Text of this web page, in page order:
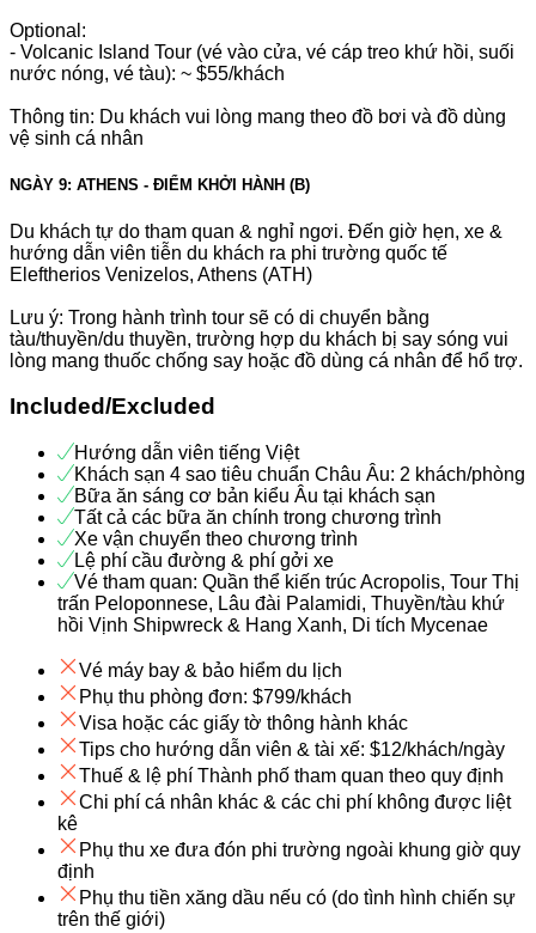
Optional:
- Volcanic Island Tour (vé vào cửa, vé cáp treo khứ hồi, suối
nước nóng, vé tàu): ~ $55/khách
Thông tin: Du khách vui lòng mang theo đồ bơi và đồ dùng
vệ sinh cá nhân
NGÀY 9: ATHENS - ĐIỂM KHỞI HÀNH (B)
Du khách tự do tham quan & nghỉ ngơi. Đến giờ hẹn, xe &
hướng dẫn viên tiễn du khách ra phi trường quốc tế
Eleftherios Venizelos, Athens (ATH)
Lưu ý: Trong hành trình tour sẽ có di chuyển bằng
tàu/thuyền/du thuyền, trường hợp du khách bị say sóng vui
lòng mang thuốc chống say hoặc đồ dùng cá nhân để hổ trợ.
Included/Excluded
Hướng dẫn viên tiếng Việt
Khách sạn 4 sao tiêu chuẩn Châu Âu: 2 khách/phòng
Bữa ăn sáng cơ bản kiểu Âu tại khách sạn
Tất cả các bữa ăn chính trong chương trình
Xe vận chuyển theo chương trình
Lệ phí cầu đường & phí gởi xe
Vé tham quan: Quần thể kiến trúc Acropolis, Tour Thị
trấn Peloponnese, Lâu đài Palamidi, Thuyền/tàu khứ
hồi Vịnh Shipwreck & Hang Xanh, Di tích Mycenae
Vé máy bay & bảo hiểm du lịch
Phụ thu phòng đơn: $799/khách
Visa hoặc các giấy tờ thông hành khác
Tips cho hướng dẫn viên & tài xế: $12/khách/ngày
Thuế & lệ phí Thành phố tham quan theo quy định
Chi phí cá nhân khác & các chi phí không được liệt
kê
Phụ thu xe đưa đón phi trường ngoài khung giờ quy
định
Phụ thu tiền xăng dầu nếu có (do tình hình chiến sự
trên thế giới)